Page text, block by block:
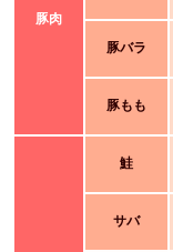
豚肉
豚バラ
豚もも
鮭
サバ